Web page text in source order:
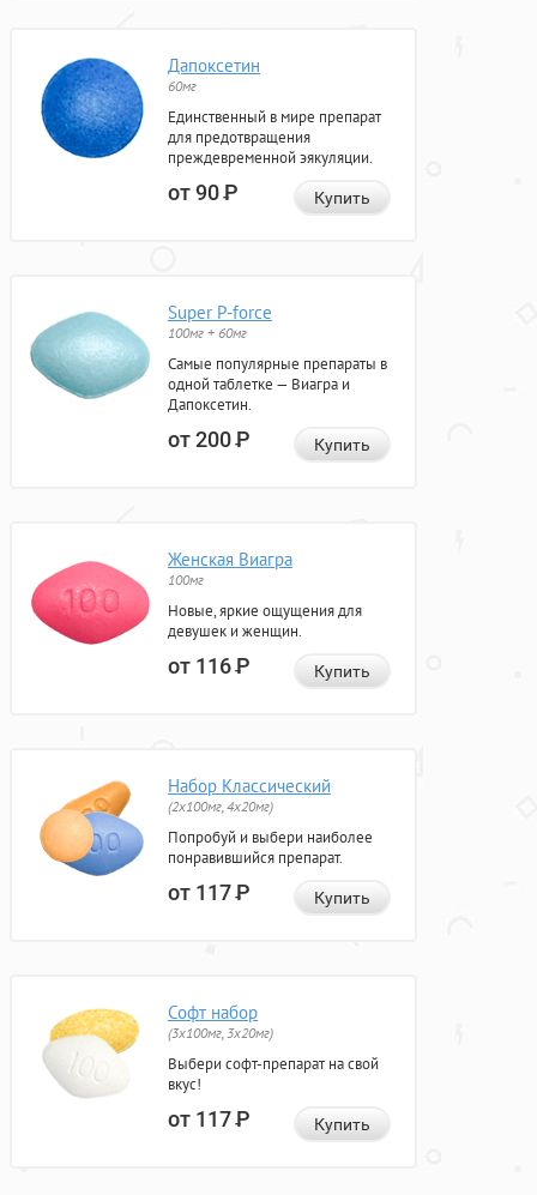
Дапоксетин
60мг
Единственный в мире препарат
для предотвращения
преждевременной эякуляции.
от 90Р Купить
Super P-force
100мг + 60мг
Самые популярные препараты в
одной таблетке — Виагра и
Дапоксетин.
от 200Р Купить
Женская Виагра
100мг
Новые, яркие ощущения для
девушек и женщин.
от 116Р Купить
Набор Классический
(2x100мг, 4x20мг)
Попробуй и выбери наиболее
понравившийся препарат.
от 117Р Купить
Софт набор
(3x100мг, 3x20мг)
Выбери софт-препарат на свой
вкус!
от 117Р Купить